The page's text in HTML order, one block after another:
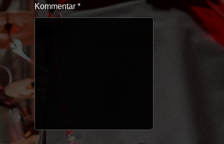
Kommentar *